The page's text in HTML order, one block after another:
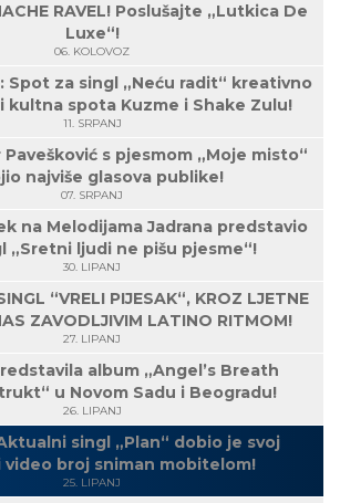
RAVEL! Poslušajte „Lutkica De
Luxe“!
06. KOLOVOZ
Spot za singl „Neću radit“ kreativno
kultna spota Kuzme i Shake Zulu!
11. SRPANJ
s pjesmom „Moje misto“
najviše glasova publike!
07. SRPANJ
na Melodijama Jadrana predstavio
„Sretni ljudi ne pišu pjesme“!
30. LIPANJ
“VRELI PIJESAK“, KROZ LJETNE
ZAVODLJIVIM LATINO RITMOM!
27. LIPANJ
album „Angel’s Breath
u Novom Sadu i Beogradu!
26. LIPANJ
singl „Plan“ dobio je svoj
video broj sniman mobitelom!
25. LIPANJ